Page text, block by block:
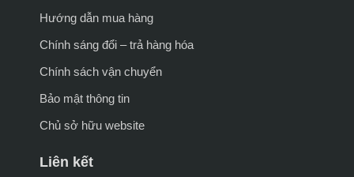
Hướng dẫn mua hàng
Chính sáng đổi – trả hàng hóa
Chính sách vận chuyển
Bảo mật thông tin
Chủ sở hữu website
Liên kết